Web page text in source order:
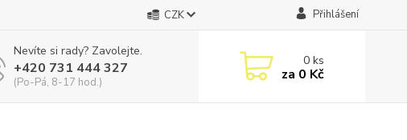
CZK Přihlášení
Nevíte si rady? Zavolejte.
+420 731 444 327
(Po-Pá, 8-17 hod.)
0ks
za 0 Kč